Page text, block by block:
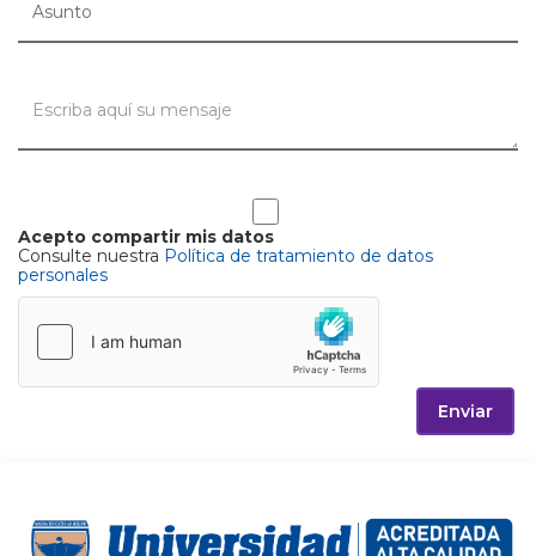
Acepto compartir mis datos
Consulte nuestra Política de tratamiento de datos
personales
Enviar